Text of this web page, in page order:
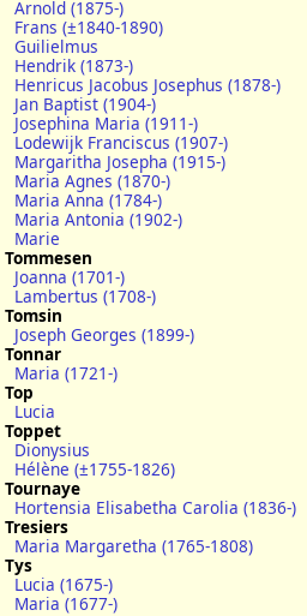
Arnold (1875-)
Frans (±1840-1890)
Guilielmus
Hendrik (1873-)
Henricus Jacobus Josephus (1878-)
Jan Baptist (1904-)
Josephina Maria (1911-)
Lodewijk Franciscus (1907-)
Margaritha Josepha (1915-)
Maria Agnes (1870-)
Maria Anna (1784-)
Maria Antonia (1902-)
Marie
Tommesen
Joanna (1701-)
Lambertus (1708-)
Tomsin
Joseph Georges (1899-)
Tonnar
Maria (1721-)
Top
Lucia
Toppet
Dionysius
Hélène (±1755-1826)
Tournaye
Hortensia Elisabetha Carolia (1836-)
Tresiers
Maria Margaretha (1765-1808)
Tys
Lucia (1675-)
Maria (1677-)